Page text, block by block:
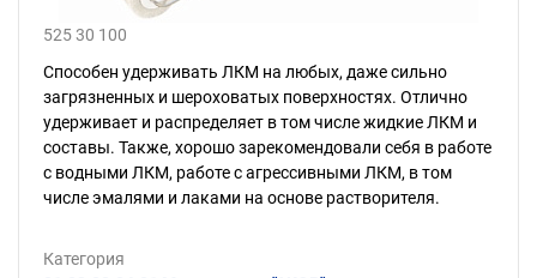
525 30 100
Способен удерживать ЛКМ на любых, даже сильно
загрязненных и шероховатых поверхностях. Отлично
удерживает и распределяет в том числе жидкие ЛКМ и
составы. Также, хорошо зарекомендовали себя в работе
с водными ЛКМ, работе с агрессивными ЛКМ, в том
числе эмалями и лаками на основе растворителя.
Категория